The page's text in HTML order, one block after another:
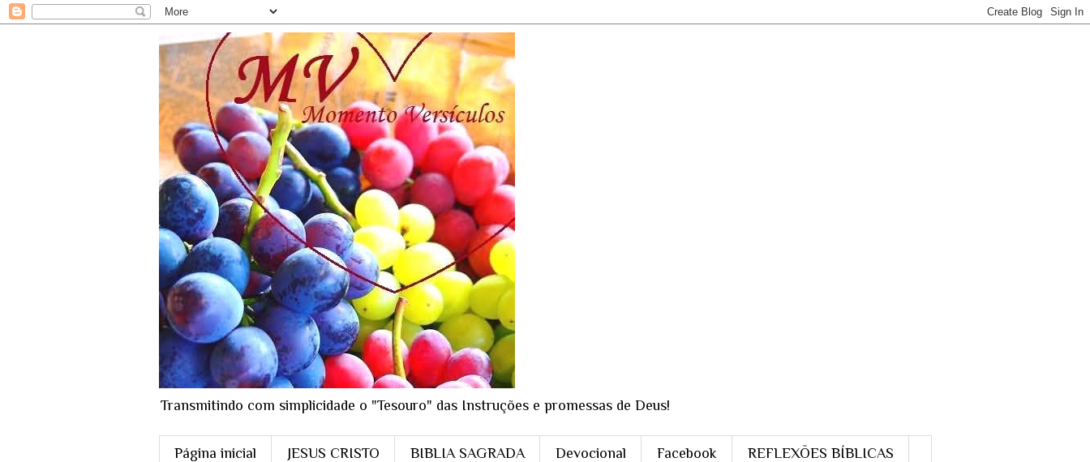
Transmitindo com simplicidade o "Tesouro" das Instruções e promessas de Deus!
Página inicial JESUS CRISTO BIBLIA SAGRADA Devocional Facebook REFLEXÕES BÍBLICAS